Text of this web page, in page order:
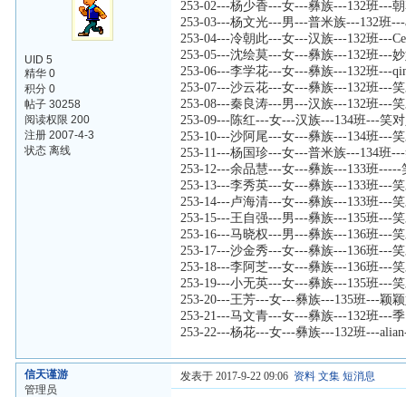
UID 5
精华 0
积分 0
帖子 30258
阅读权限 200
注册 2007-4-3
状态 离线
253-02---杨少香---女---彝族---132班---
253-03---杨文光---男---普米族---132班
253-04---冷朝此---女---汉族---132班---
253-05---沈绘莫---女---彝族---132班---
253-06---李学花---女---彝族---132班---
253-07---沙云花---女---彝族---132班---
253-08---秦良涛---男---汉族---132班---
253-09---陈红---女---汉族---134班---笑
253-10---沙阿尾---女---彝族---134班---
253-11---杨国珍---女---普米族---134班
253-12---余品慧---女---彝族---133班
253-13---李秀英---女---彝族---133班---
253-14---卢海清---女---彝族---133班---
253-15---王自强---男---彝族---135班---
253-16---马晓权---男---彝族---136班---
253-17---沙金秀---女---彝族---136班---
253-18---李阿芝---女---彝族---136班---
253-19---小无英---女---彝族---135班---
253-20---王芳---女---彝族---135班---颖
253-21---马文青---女---彝族---132班---
253-22---杨花---女---彝族---132班---
信天谨游
管理员
发表于 2017-9-22 09:06 资料 文集 短消息